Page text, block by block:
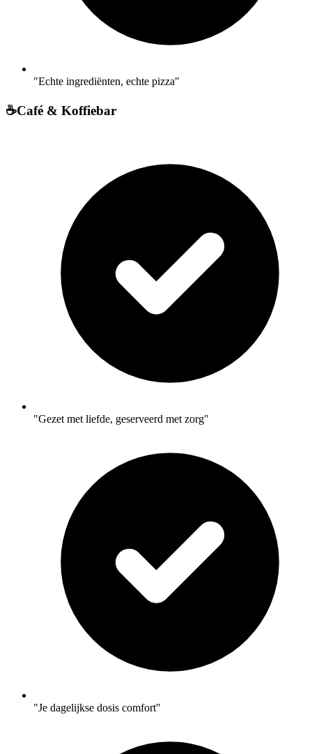
"Echte ingrediënten, echte pizza"
☕Café & Koffiebar
"Gezet met liefde, geserveerd met zorg"
"Je dagelijkse dosis comfort"